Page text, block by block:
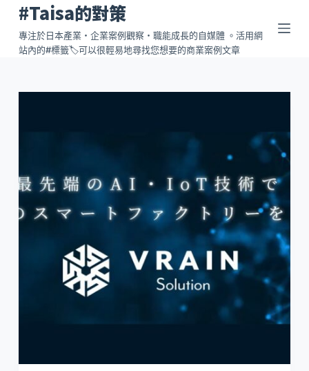
跳
至
主
#Taisa的對策
專注於日本產業・企業案例觀察・職能成長的自媒體 。活用網
站內的#標籤🏷️可以很輕易地尋找您想要的商業案例文章